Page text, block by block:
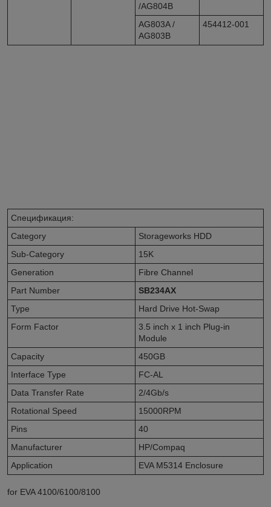
/AG804B
AG803A /
AG803B
454412-001
Спецификация:
Category
Storageworks HDD
Sub-Category
15K
Generation
Fibre Channel
Part Number
SB234AX
Type
Hard Drive Hot-Swap
Form Factor
3.5 inch x 1 inch Plug-in
Module
Capacity
450GB
Interface Type
FC-AL
Data Transfer Rate
2/4Gb/s
Rotational Speed
15000RPM
Pins
40
Manufacturer
HP/Compaq
Application
EVA M5314 Enclosure
for EVA 4100/6100/8100